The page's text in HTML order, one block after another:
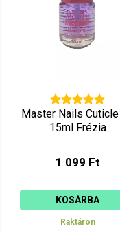
Master Nails Cuticle
15ml Frézia
1 099 Ft
KOSÁRBA
Raktáron